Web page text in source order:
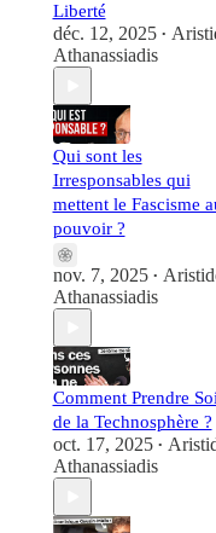
Liberté
déc. 12, 2025 •
Athanassiadis
Qui sont les
Irresponsables qui
mettent le Fascisme
pouvoir ?
nov. 7, 2025 •
Athanassiadis
Comment Prendre
de la Technosphère ?
oct. 17, 2025 •
Athanassiadis